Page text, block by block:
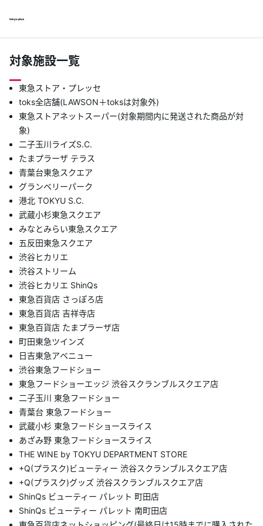
対象施設一覧
東急ストア・プレッセ
toks全店舗(LAWSON＋toksは対象外)
東急ストアネットスーパー(対象期間内に発送された商品が対
象)
二子玉川ライズS.C.
たまプラーザ テラス
青葉台東急スクエア
グランベリーパーク
港北 TOKYU S.C.
武蔵小杉東急スクエア
みなとみらい東急スクエア
五反田東急スクエア
渋谷ヒカリエ
渋谷ストリーム
渋谷ヒカリエ ShinQs
東急百貨店 さっぽろ店
東急百貨店 吉祥寺店
東急百貨店 たまプラーザ店
町田東急ツインズ
日吉東急アベニュー
渋谷東急フードショー
東急フードショーエッジ 渋谷スクランブルスクエア店
二子玉川 東急フードショー
青葉台 東急フードショー
武蔵小杉 東急フードショースライス
あざみ野 東急フードショースライス
THE WINE by TOKYU DEPARTMENT STORE
+Q(プラスク)ビューティー 渋谷スクランブルスクエア店
+Q(プラスク)グッズ 渋谷スクランブルスクエア店
ShinQs ビューティー パレット 町田店
ShinQs ビューティー パレット 南町田店